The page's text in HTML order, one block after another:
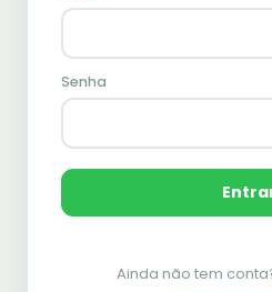
Senha
Ainda não tem